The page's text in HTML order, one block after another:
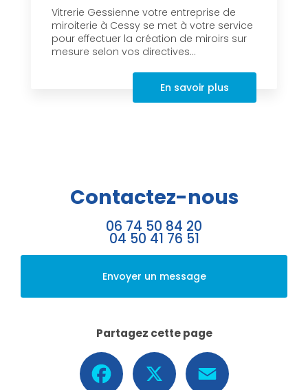
Vitrerie Gessienne votre entreprise de
miroiterie à Cessy se met à votre service
pour effectuer la création de miroirs sur
mesure selon vos directives...
En savoir plus
Contactez-nous
06 74 50 84 20
04 50 41 76 51
Envoyer un message
Partagez cette page
Facebook